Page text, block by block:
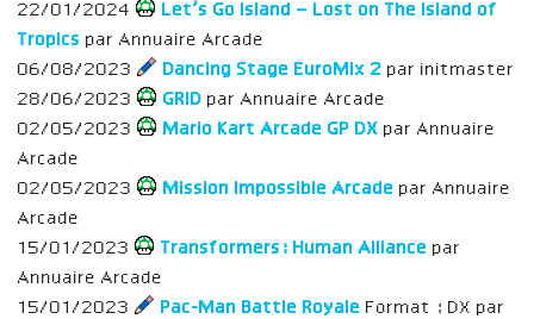
22/01/2024
Let’s Go Island – Lost on The Island of
Tropics par Annuaire Arcade
06/08/2023
Dancing Stage EuroMix 2 par initmaster
28/06/2023
GRID par Annuaire Arcade
02/05/2023
Mario Kart Arcade GP DX par Annuaire
Arcade
02/05/2023
Mission Impossible Arcade par Annuaire
Arcade
15/01/2023
Transformers: Human Alliance par
Annuaire Arcade
15/01/2023
Pac-Man Battle Royale Format : DX par